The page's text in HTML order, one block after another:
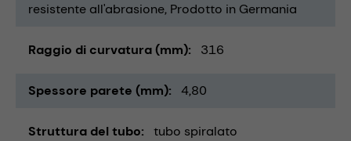
resistente all'abrasione Prodotto in Germania
Raggio di curvatura (mm) 316
Spessore parete (mm) 4,80
Struttura del tubo tubo spiralato